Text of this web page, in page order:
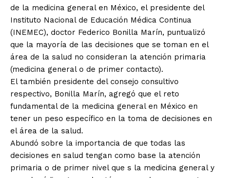
de la medicina general en México, el presidente del
Instituto Nacional de Educación Médica Continua
(INEMEC), doctor Federico Bonilla Marín, puntualizó
que la mayoría de las decisiones que se toman en el
área de la salud no consideran la atención primaria
(medicina general o de primer contacto).
El también presidente del consejo consultivo
respectivo, Bonilla Marín, agregó que el reto
fundamental de la medicina general en México en
tener un peso específico en la toma de decisiones en
el área de la salud.
Abundó sobre la importancia de que todas las
decisiones en salud tengan como base la atención
primaria o de primer nivel que s la medicina general y